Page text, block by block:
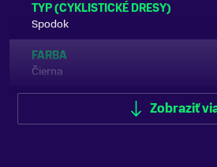
TYP (CYKLISTICKÉ DRESY)
Spodok
FARBA
Čierna
Zobraziť